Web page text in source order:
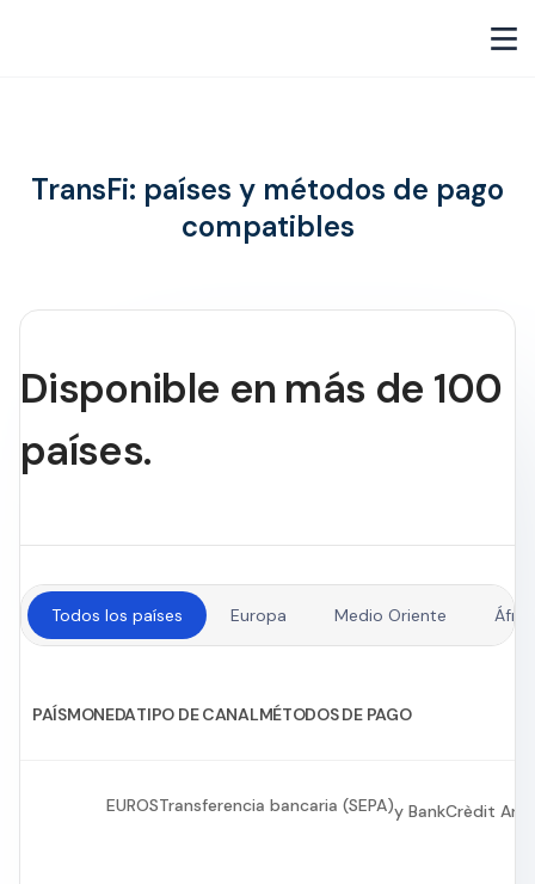
TransFi: países y métodos de pago
compatibles
Disponible en más de 100
países.
Todos los países Europa Medio Oriente
PAÍSMONEDATIPO DE CANALMÉTODOS DE PAGO
EUROSTransferencia bancaria (SEPA)y BankCrèdit